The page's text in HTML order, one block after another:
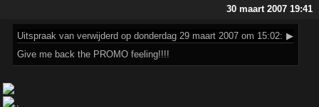
30 maart 2007 19:41
Uitspraak van verwijderd op donderdag 29 maart 2007 om 15:02: ▶
Give me back the PROMO feeling!!!!
..